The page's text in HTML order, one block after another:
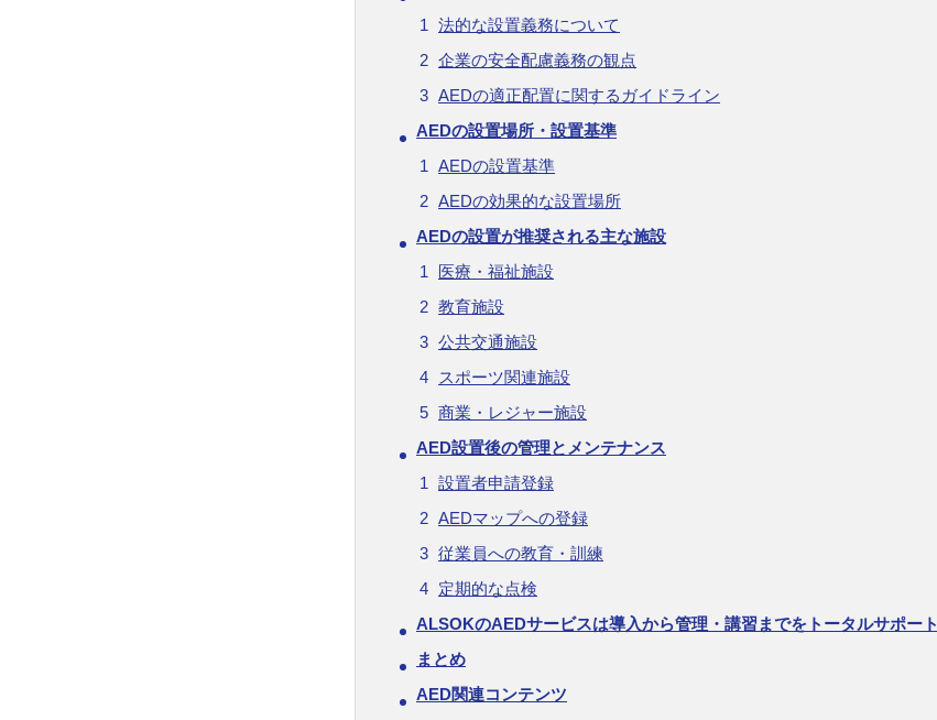
法的な設置義務について
企業の安全配慮義務の観点
AEDの適正配置に関するガイドライン
AEDの設置場所・設置基準
AEDの設置基準
AEDの効果的な設置場所
AEDの設置が推奨される主な施設
医療・福祉施設
教育施設
公共交通施設
スポーツ関連施設
商業・レジャー施設
AED設置後の管理とメンテナンス
設置者申請登録
AEDマップへの登録
従業員への教育・訓練
定期的な点検
ALSOKのAEDサービスは導入から管理・講習までをトータルサポート
まとめ
AED関連コンテンツ